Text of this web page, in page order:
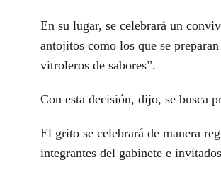
En su lugar, se celebrará un
antojitos como los que se
vitroleros de sabores”.
Con esta decisión, dijo, se busca
El grito se celebrará de manera
integrantes del gabinete e